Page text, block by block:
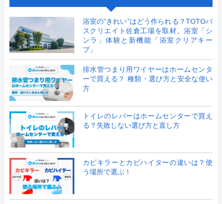
浴室の”きれい”はどう作られる？TOTOバ
スクリエイト佐倉工場を取材。浴室「シ
ンラ」体験と新機能「浴室クリアキー
プ」
排水管つまり用ワイヤーはホームセンタ
ーで買える？ 種類・選び方と安全な使い
方
トイレのレバーはホームセンターで買え
る？失敗しない選び方と直し方
カビキラーとカビハイターの違いは？使
う場所で選ぶ！